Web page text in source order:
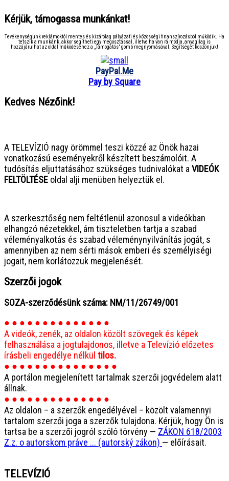
Kérjük, támogassa munkánkat!
Tevékenységünk reklámoktól mentes és kizárólag pályázati és közösségi finanszírozásból működik. Ha
tetszik a munkánk, akkor segítheti egy megosztással, illetve ha van rá módja, anyagilag is
hozzájárulhat az oldal működéséhez a „Támogatás” gomb megnyomásával. Segítségét köszönjük!
PayPal.Me
Pay by Square
Kedves Nézőink!
A TELEVÍZIÓ nagy örömmel teszi közzé az Önök hazai
vonatkozású eseményekről készített beszámolóit. A
tudósítás eljuttatásához szükséges tudnivalókat a VIDEÓK
FELTÖLTÉSE oldal alji menüben helyeztük el.
A szerkesztőség nem feltétlenül azonosul a videókban
elhangzó nézetekkel, ám tiszteletben tartja a szabad
véleményalkotás és szabad véleménynyilvánítás jogát, s
amennyiben az nem sérti mások emberi és személyiségi
jogait, nem korlátozzuk megjelenését.
Szerzői jogok
SOZA-szerződésünk száma: NM/11/26749/001
● ● ● ● ● ● ● ● ● ● ● ● ● ●
A videók, zenék, az oldalon közölt szövegek és képek
felhasználása a jogtulajdonos, illetve a Televízió előzetes
írásbeli engedélye nélkül tilos.
● ● ● ● ● ● ● ● ● ● ● ● ● ● ●
A portálon megjelenített tartalmak szerzői jogvédelem alatt
állnak.
● ● ● ● ● ● ● ● ● ● ● ● ● ●
Az oldalon – a szerzők engedélyével – közölt valamennyi
tartalom szerzői joga a szerzők tulajdona. Kérjük, hogy Ön is
tartsa be a szerzői jogról szóló törvény — ZÁKON 618/2003
Z.z. o autorskom práve ... (autorský zákon) — előírásait.
TELEVÍZIÓ